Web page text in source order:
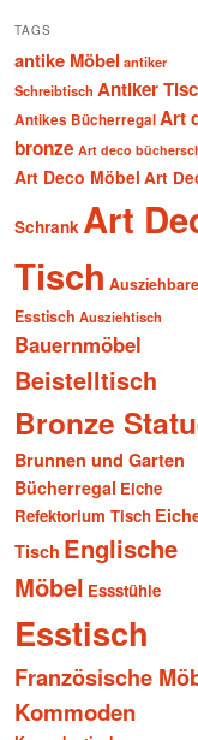
TAGS
antike Möbel antiker
Schreibtisch Antiker
Antikes BücherregalArt
bronze Art deco
Art Deco Möbel Art
Schrank Art
Tisch
Esstisch Ausziehtisch
Bauernmöbel
Beistelltisch
Bronze
Brunnen und Garten
Bücherregal Eiche
Refektorium Tisch
Tisch Englische
Möbel Essstühle
Esstisch
Französische
Kommoden